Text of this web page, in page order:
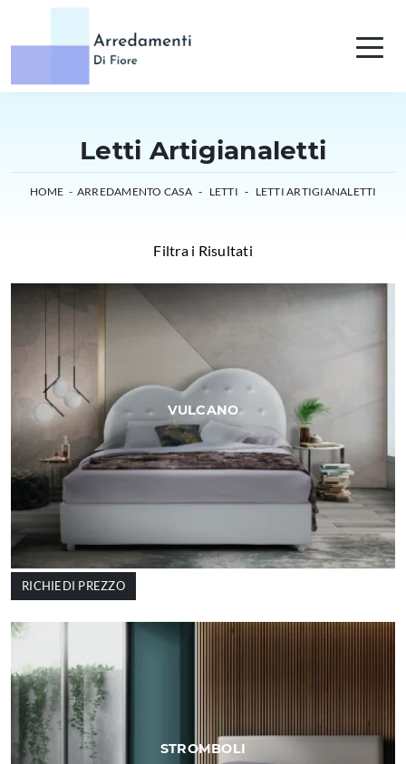
Letti Artigianaletti
HOME - ARREDAMENTO CASA - LETTI - LETTI ARTIGIANALETTI
Filtra i Risultati
VULCANO
RICHIEDI PREZZO
STROMBOLI